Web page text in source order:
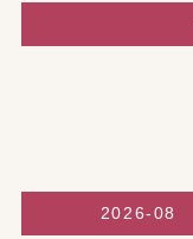
2026-08